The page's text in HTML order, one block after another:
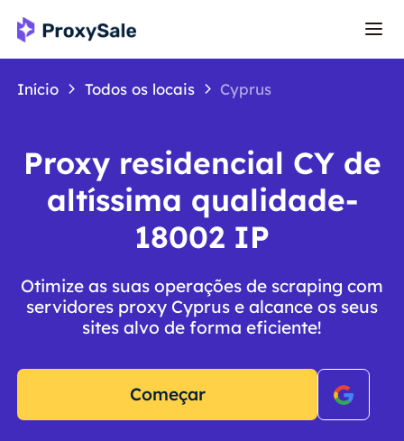
Início Todos os locais Cyprus
Proxy residencial CY de
altíssima qualidade-
18002 IP
Otimize as suas operações de scraping com
servidores proxy Cyprus e alcance os seus
sites alvo de forma eficiente!
Começar